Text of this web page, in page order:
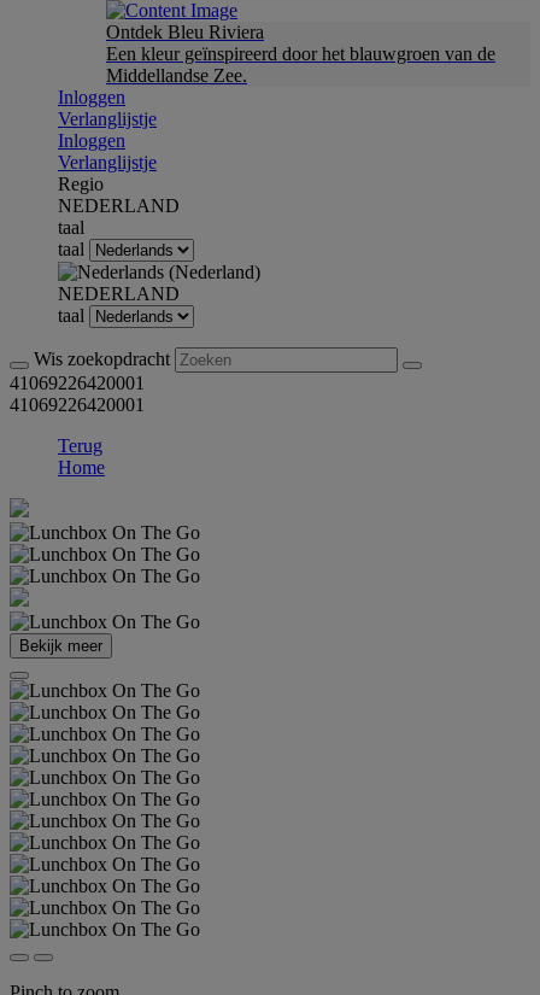
Ontdek Bleu Riviera
Een kleur geïnspireerd door het blauwgroen van de
Middellandse Zee.
Inloggen
Verlanglijstje
Inloggen
Verlanglijstje
Regio
NEDERLAND
taal
taal
NEDERLAND
taal
Wis zoekopdracht
41069226420001
41069226420001
Terug
Home
Bekijk meer